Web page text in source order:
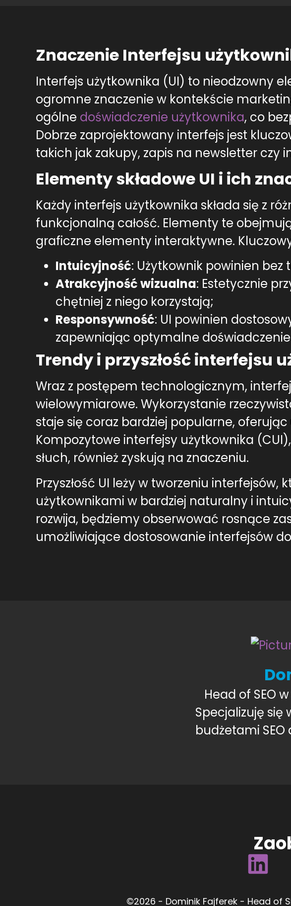
Znaczenie Interfejsu
Interfejs użytkownika (UI) to nieodzowny
ogromne znaczenie w kontekście
ogólne doświadczenie użytkownika, co
Dobrze zaprojektowany interfejs jest
takich jak zakupy, zapis na newsletter czy
Elementy składowe UI i ich
Każdy interfejs użytkownika składa się z
funkcjonalną całość. Elementy te
graficzne elementy interaktywne.
Intuicyjność: Użytkownik powinien
Atrakcyjność wizualna: Estetycznie
chętniej z niego korzystają;
Responsywność: UI powinien
zapewniając optymalne
Trendy i przyszłość interfejsu
Wraz z postępem technologicznym,
wielowymiarowe. Wykorzystanie
staje się coraz bardziej popularne,
Kompozytowe interfejsy użytkownika
słuch, również zyskują na znaczeniu.
Przyszłość UI leży w tworzeniu
użytkownikami w bardziej naturalny i
rozwija, będziemy obserwować rosnące
umożliwiające dostosowanie interfejsów
Head of SEO
Specjalizuję się
budżetami
©2026 - Dominik Fajferek - Head of